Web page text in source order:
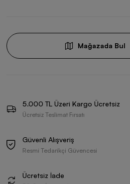
Mağazada Bul
5.000 TL Üzeri Kargo Ücretsiz
Ücretsiz Teslimat Fırsatı
Güvenli Alışveriş
Resmi Tedarikçi Güvencesi
Ücretsiz İade